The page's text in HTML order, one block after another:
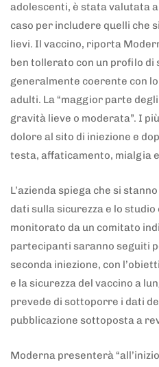
adolescenti, è stata valutata
caso per includere quelli che
lievi. Il vaccino, riporta
ben tollerato con un profilo
generalmente coerente con
adulti. La “maggior parte
gravità lieve o moderata”. I
dolore al sito di iniezione e
testa, affaticamento, mialgia
L’azienda spiega che si
dati sulla sicurezza e lo
monitorato da un comitato
partecipanti saranno seguiti
seconda iniezione, con
e la sicurezza del vaccino a
prevede di sottoporre i dati
pubblicazione sottoposta a
Moderna presenterà